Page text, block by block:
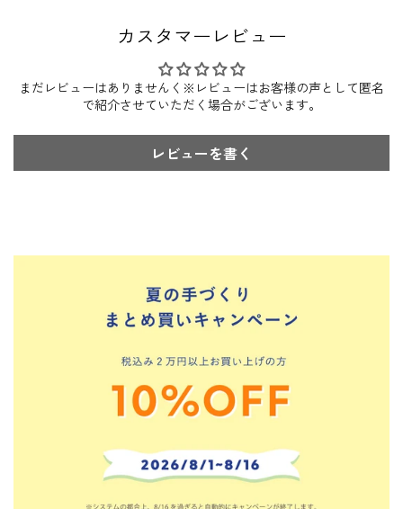
カスタマーレビュー
まだレビューはありませんく※レビューはお客様の声として匿名
で紹介させていただく場合がございます。
レビューを書く